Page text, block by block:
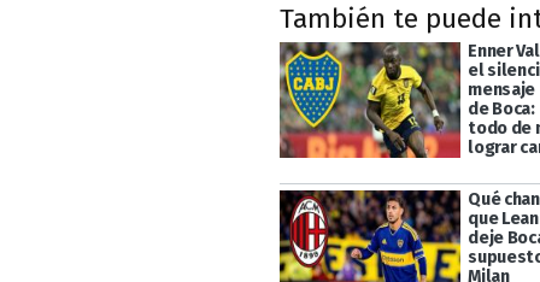
También te puede
Enner
el
mensaje
de Boca:
todo de
lograr
Qué
que
deje
Milan